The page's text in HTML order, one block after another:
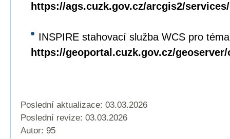
https://ags.cuzk.gov.cz/arcgis2/
INSPIRE stahovací služba WCS pro
https://geoportal.cuzk.gov.cz/
Poslední aktualizace: 03.03.2026
Poslední revize: 03.03.2026
Autor: 95